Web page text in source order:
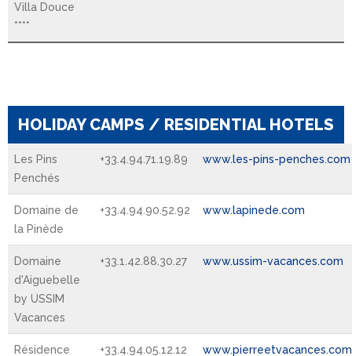
Villa Douce
****
HOLIDAY CAMPS / RESIDENTIAL HOTELS
Les Pins
Penchés
+33.4.94.71.19.89 www.les-pins-penches.com
Domaine de
la Pinède
+33.4.94.90.52.92 www.lapinede.com
Domaine
d'Aiguebelle
by USSIM
Vacances
+33.1.42.88.30.27 www.ussim-vacances.com
Résidence +33.4.94.05.12.12 www.pierreetvacances.com